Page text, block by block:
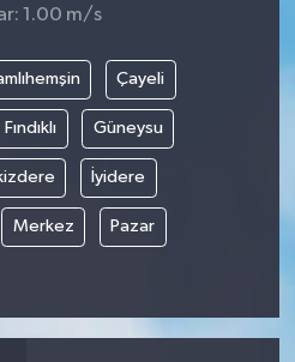
1.00 m/s
Çayeli
Fındıklı Güneysu
İyidere
Merkez Pazar